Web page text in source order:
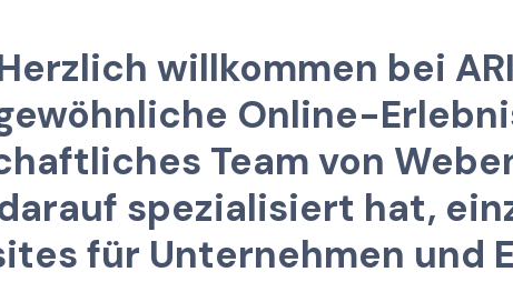
erzlich willkommen bei ARI
ewöhnliche Online-Erlebni
haftliches Team von Webe
arauf spezialisiert hat, ein
ites für Unternehmen und E